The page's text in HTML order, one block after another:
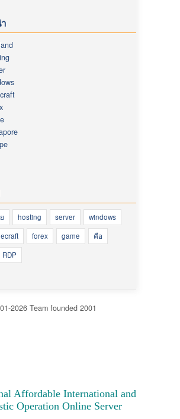
hosting server
windows
forex game
คือ
RDP
2026 Team founded 2001
Affordable International and
Operation Online Server